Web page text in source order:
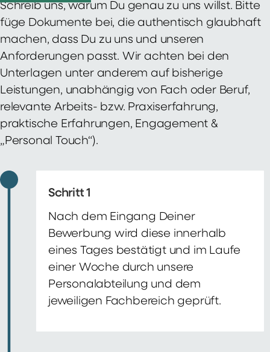
Schreib uns, warum Du genau zu uns willst. Bitte
füge Dokumente bei, die authentisch glaubhaft
machen, dass Du zu uns und unseren
Anforderungen passt. Wir achten bei den
Unterlagen unter anderem auf bisherige
Leistungen, unabhängig von Fach oder Beruf,
relevante Arbeits- bzw. Praxiserfahrung,
praktische Erfahrungen, Engagement &
„Personal Touch“).
Schritt 1
Nach dem Eingang Deiner
Bewerbung wird diese innerhalb
eines Tages bestätigt und im Laufe
einer Woche durch unsere
Personalabteilung und dem
jeweiligen Fachbereich geprüft.